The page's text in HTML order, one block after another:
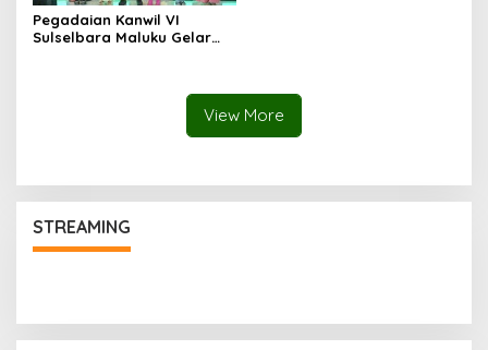
Pegadaian Kanwil VI
Sulselbara Maluku Gelar
View More
STREAMING